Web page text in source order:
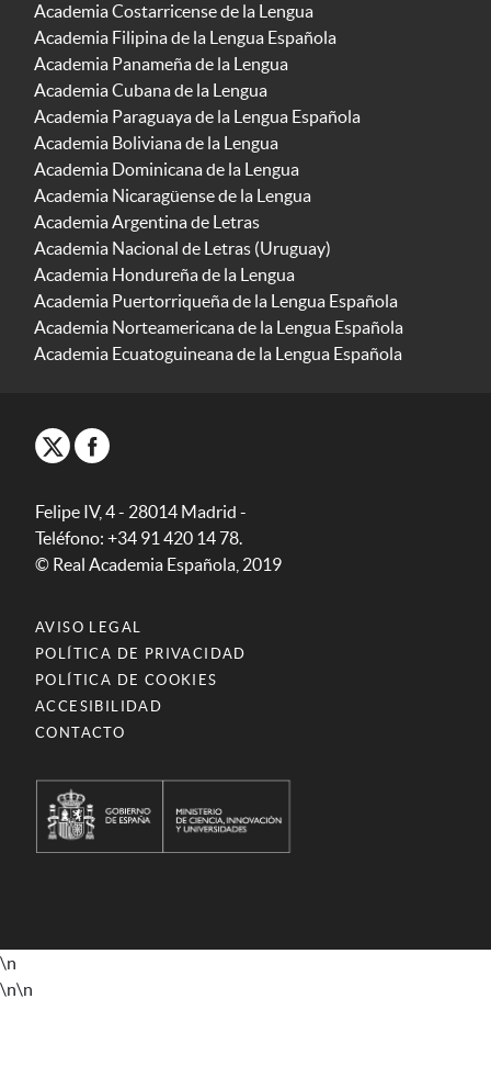
Academia Costarricense de la Lengua
Academia Filipina de la Lengua Española
Academia Panameña de la Lengua
Academia Cubana de la Lengua
Academia Paraguaya de la Lengua Española
Academia Boliviana de la Lengua
Academia Dominicana de la Lengua
Academia Nicaragüense de la Lengua
Academia Argentina de Letras
Academia Nacional de Letras (Uruguay)
Academia Hondureña de la Lengua
Academia Puertorriqueña de la Lengua Española
Academia Norteamericana de la Lengua Española
Academia Ecuatoguineana de la Lengua Española
Felipe IV, 4 - 28014 Madrid -
Teléfono: +34 91 420 14 78.
© Real Academia Española, 2019
AVISO LEGAL
POLÍTICA DE PRIVACIDAD
POLÍTICA DE COOKIES
ACCESIBILIDAD
CONTACTO
\n
\n\n